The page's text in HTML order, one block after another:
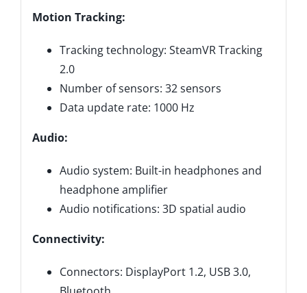
Motion Tracking:
Tracking technology: SteamVR Tracking
2.0
Number of sensors: 32 sensors
Data update rate: 1000 Hz
Audio:
Audio system: Built-in headphones and
headphone amplifier
Audio notifications: 3D spatial audio
Connectivity:
Connectors: DisplayPort 1.2, USB 3.0,